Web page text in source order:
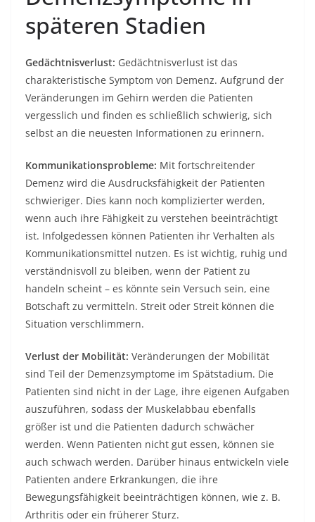
späteren Stadien
Gedächtnisverlust: Gedächtnisverlust ist das
charakteristische Symptom von Demenz. Aufgrund der
Veränderungen im Gehirn werden die Patienten
vergesslich und finden es schließlich schwierig, sich
selbst an die neuesten Informationen zu erinnern.
Kommunikationsprobleme: Mit fortschreitender
Demenz wird die Ausdrucksfähigkeit der Patienten
schwieriger. Dies kann noch komplizierter werden,
wenn auch ihre Fähigkeit zu verstehen beeinträchtigt
ist. Infolgedessen können Patienten ihr Verhalten als
Kommunikationsmittel nutzen. Es ist wichtig, ruhig und
verständnisvoll zu bleiben, wenn der Patient zu
handeln scheint – es könnte sein Versuch sein, eine
Botschaft zu vermitteln. Streit oder Streit können die
Situation verschlimmern.
Verlust der Mobilität: Veränderungen der Mobilität
sind Teil der Demenzsymptome im Spätstadium. Die
Patienten sind nicht in der Lage, ihre eigenen Aufgaben
auszuführen, sodass der Muskelabbau ebenfalls
größer ist und die Patienten dadurch schwächer
werden. Wenn Patienten nicht gut essen, können sie
auch schwach werden. Darüber hinaus entwickeln viele
Patienten andere Erkrankungen, die ihre
Bewegungsfähigkeit beeinträchtigen können, wie z. B.
Arthritis oder ein früherer Sturz.